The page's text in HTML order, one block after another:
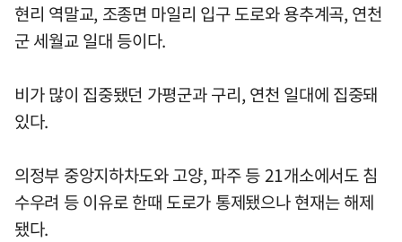
현리 역말교, 조종면 마일리 입구 도로와 용추계곡, 연천
군 세월교 일대 등이다.
비가 많이 집중됐던 가평군과 구리, 연천 일대에 집중돼
있다.
의정부 중앙지하차도와 고양, 파주 등 21개소에서도 침
수우려 등 이유로 한때 도로가 통제됐으나 현재는 해제
됐다.